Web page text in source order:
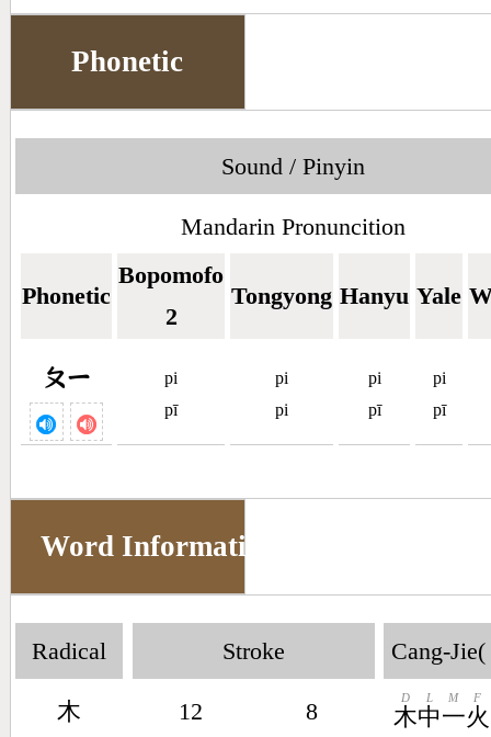
Phonetic
Sound / Pinyin
Mandarin Pronuncition
Phonetic
Bopomofo
2
Tongyong Hanyu Yale
ㄆㄧ
pi
pī
pi
pi
pi
pī
pi
pī
Word Information
Radical
木
Stroke
12 8
Cang-Jie(
木
D
中
L
一
M
火
F